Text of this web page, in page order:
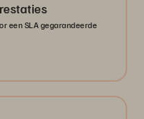
een SLA gegarandeerde